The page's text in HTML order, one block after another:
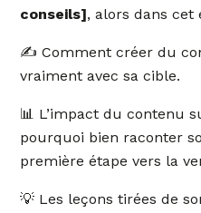
conseils], alors dans cet
✍️ Comment créer du
vraiment avec sa cible.
📊 L’impact du contenu
pourquoi bien raconter
première étape vers la
💡 Les leçons tirées de